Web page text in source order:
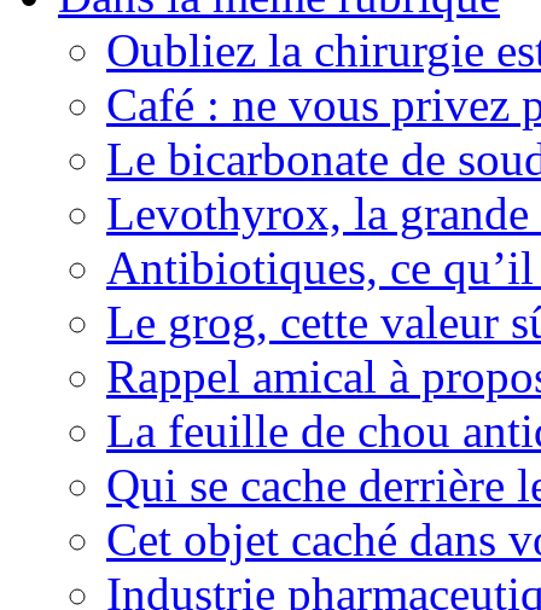
Oubliez la chirurgie
Café : ne vous privez
Le bicarbonate de
Levothyrox, la
Antibiotiques, ce
Le grog, cette valeur
Rappel amical à
La feuille de chou
Qui se cache derrière
Cet objet caché dans
Industrie